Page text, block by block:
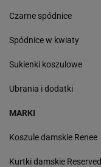
Czarne spódnice
Spódnice w kwiaty
Sukienki koszulowe
Ubrania i dodatki
MARKI
Koszule damskie Renee
Kurtki damskie Reserved